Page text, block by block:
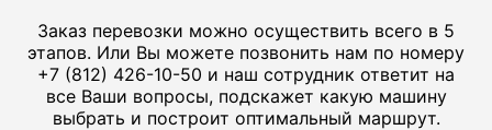
Заказ перевозки можно осуществить всего в 5
этапов. Или Вы можете позвонить нам по номеру
+7 (812) 426-10-50 и наш сотрудник ответит на
все Ваши вопросы, подскажет какую машину
выбрать и построит оптимальный маршрут.